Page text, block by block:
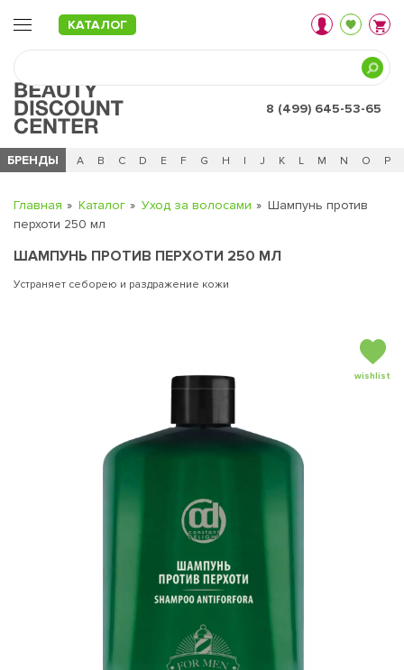
КАТАЛОГ
8 (499) 645-53-65
БРЕНДЫ
Ч 0 - 9 A B C D E F G H I J K L M N O P
Главная Каталог Уход за волосами
Шампунь против
перхоти 250 мл
ШАМПУНЬ ПРОТИВ ПЕРХОТИ 250 МЛ
Устраняет себорею и раздражение кожи
wishlist